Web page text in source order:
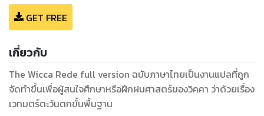
GET FREE
เกี่ยวกับ
The Wicca Rede full version ฉบับภาษาไทยเป็นงานแปลที่ถูก
จัดทำขึ้นเพื่อผู้สนใจศึกษาหรือฝึกฝนศาสตร์ของวิคคา ว่าด้วยเรื่อง
เวทมตร์ตะวันตกขั้นพื้นฐาน